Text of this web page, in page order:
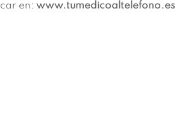
en:www.tumedicoaltelefono.es